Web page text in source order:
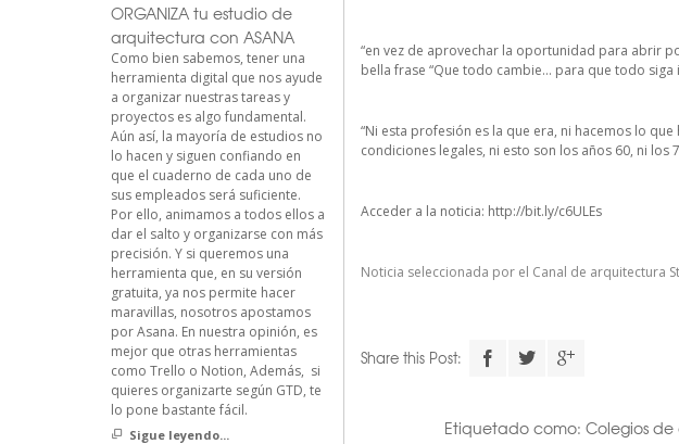
“en vez de aprovechar la oportunidad para abrir
bella frase “Que todo cambie… para que todo siga
“Ni esta profesión es la que era, ni hacemos lo
condiciones legales, ni esto son los años 60, ni los
Acceder a la noticia: http://bit.ly/c6ULEs
Noticia seleccionada por el Canal de arquitectura
Share this Post:
Etiquetado como: Colegios
ORGANIZA tu estudio de
arquitectura con ASANA
Como bien sabemos, tener una
herramienta digital que nos ayude
a organizar nuestras tareas y
proyectos es algo fundamental.
Aún así, la mayoría de estudios no
lo hacen y siguen confiando en
que el cuaderno de cada uno de
sus empleados será suficiente.
Por ello, animamos a todos ellos a
dar el salto y organizarse con más
precisión. Y si queremos una
herramienta que, en su versión
gratuita, ya nos permite hacer
maravillas, nosotros apostamos
por Asana. En nuestra opinión, es
mejor que otras herramientas
como Trello o Notion, Además, si
quieres organizarte según GTD, te
lo pone bastante fácil.
Sigue leyendo...